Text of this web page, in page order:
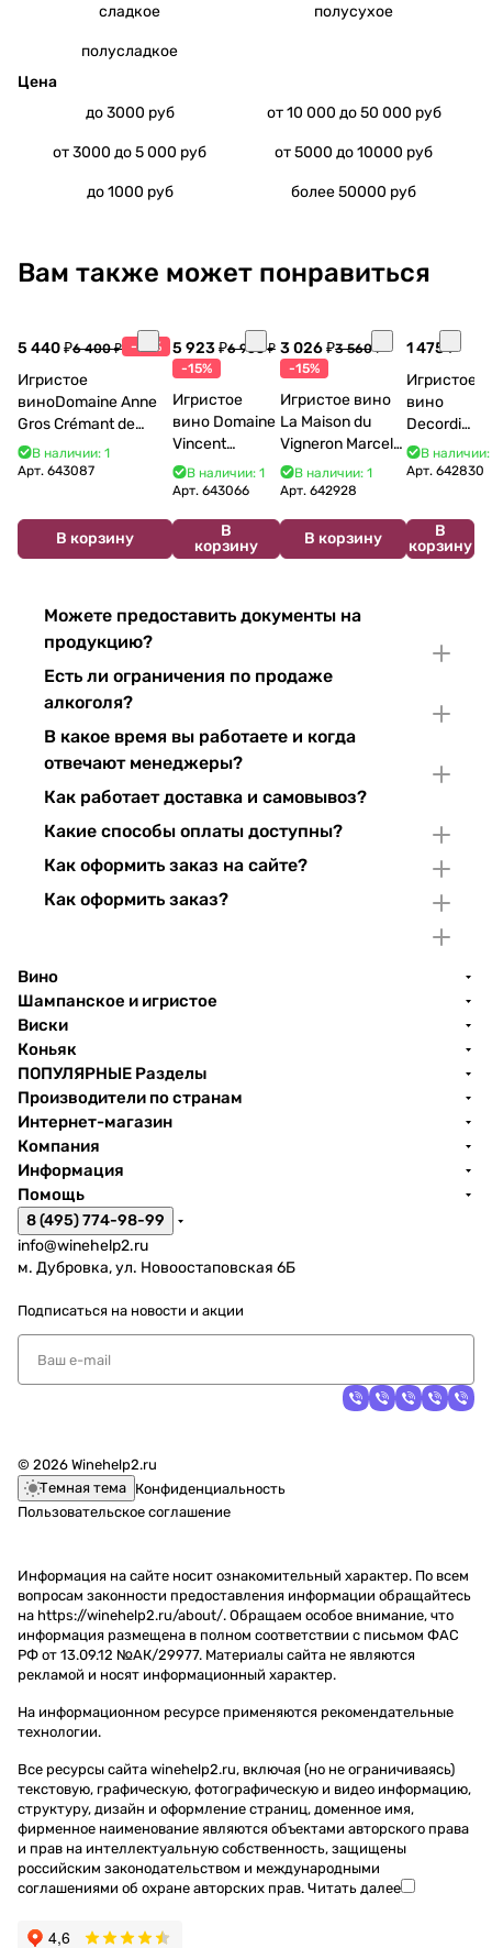
сладкое полусухое
полусладкое
Цена
до 3000 руб
от 10 000 до 50 000 руб
от 3000 до 5 000 руб от 5000 до 10000 руб
до 1000 руб более 50000 руб
Вам также может понравиться
5 440 ₽6 400 ₽ -15%
Игристое
виноDomaine Anne
Gros Crémant de
Bourgogne La Fun en
Bulles Chardonnay et
В наличии: 1
Арт. 643087
В корзину
5 923 ₽6 968 ₽
-15%
Игристое
вино Domaine
Vincent
Bouzereau
Crémant de
В наличии: 1
Арт. 643066
В
корзину
3 026 ₽3 560 ₽
-15%
Игристое вино
La Maison du
Vigneron Marcel
Cabelier Cremant
du Jura
В наличии: 1
Арт.642928
В корзину
1 475 ₽
Игристое
вино
Decordi
Costa Blu
Brut 750
В наличии:
Арт. 642830
В
корзину
Можете предоставить документы на
продукцию?
Есть ли ограничения по продаже
алкоголя?
В какое время вы работаете и когда
отвечают менеджеры?
Как работает доставка и самовывоз?
Какие способы оплаты доступны?
Как оформить заказ на сайте?
Как оформить заказ?
Вино
Шампанское и игристое
Виски
Коньяк
ПОПУЛЯРНЫЕ Разделы
Производители по странам
Интернет-магазин
Компания
Информация
Помощь
8 (495) 774-98-99
info@winehelp2.ru
м. Дубровка, ул. Новоостаповская 6Б
Подписаться на новости и акции
© 2026 Winehelp2.ru
Темная тема Конфиденциальность
Пользовательское соглашение
Информация на сайте носит ознакомительный характер. По всем
вопросам законности предоставления информации обращайтесь
на https://winehelp2.ru/about/. Обращаем особое внимание, что
информация размещена в полном соответствии с письмом ФАС
РФ от 13.09.12 №АК/29977. Материалы сайта не являются
рекламой и носят информационный характер.
На информационном ресурсе применяются рекомендательные
технологии.
Все ресурсы сайта winehelp2.ru, включая (но не ограничиваясь)
текстовую, графическую, фотографическую и видео информацию,
структуру, дизайн и оформление страниц, доменное имя,
фирменное наименование являются объектами авторского права
и прав на интеллектуальную собственность, защищены
российским законодательством и международными
соглашениями об охране авторских прав. Читать далее